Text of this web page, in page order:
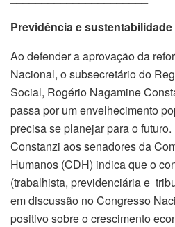
Previdência e
Ao defender a aprovação da
Nacional, o subsecretário do
Social, Rogério Nagamine
passa por um envelhecimento
precisa se planejar para o
Constanzi aos senadores da
Humanos (CDH) indica que o
(trabalhista, previdenciária e
em discussão no Congresso
positivo sobre o crescimento